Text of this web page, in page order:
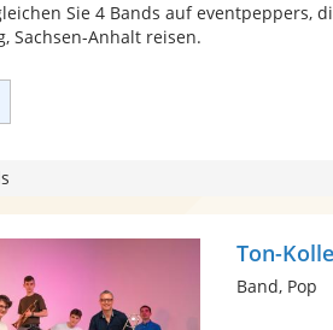
Sie 4 Bands auf eventpeppers,
Sachsen-Anhalt reisen.
Ton-
Band, Pop